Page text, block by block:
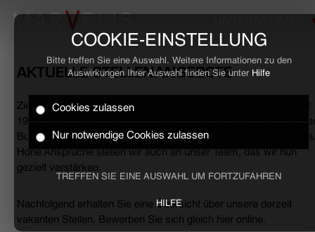
COOKIE-EINSTELLUNG
Bitte treffen Sie eine Auswahl. Weitere Informationen zu den
Auswirkungen Ihrer Auswahl finden Sie unter Hilfe
Cookies zulassen
Nur notwendige Cookies zulassen
TREFFEN SIE EINE AUSWAHL UM FORTZUFAHREN
HILFE
HOME
BUSINESS
UNTERNEHMEN
AKTUELLE STELLENANGEBOTE
Ziele erreichen, Herausforderungen meistern, Erfolge feiern. Seit
1994 begleiten wir den anspruchsvollen Mann sowohl mit
Business- als auch mit lässigen Casual-Hemden und Polo-
Hohe Ansprüche stellen wir auch an unser Team, das wir nun
gezielt verstärken.
Nachfolgend erhalten Sie eine Übersicht über unsere derzeit
vakanten Stellen. Bewerben Sie sich gleich hier online.